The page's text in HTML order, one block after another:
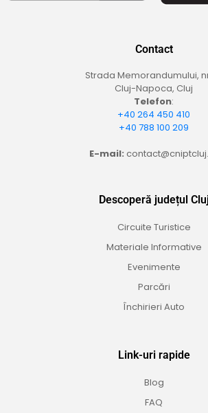
Contact
Strada Memorandumului,
Cluj-Napoca, Cluj
Telefon:
+40 264 450 410
+40 788 100 209
E-mail:
Descoperă județul
Circuite Turistice
Materiale Informative
Evenimente
Parcări
Închirieri Auto
Link-uri rapide
Blog
FAQ